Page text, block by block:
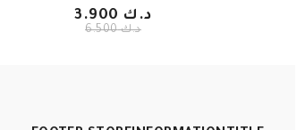
د.ك 3.900
د.ك 6.500